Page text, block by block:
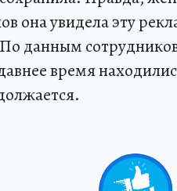
она увидела эту
данным
время